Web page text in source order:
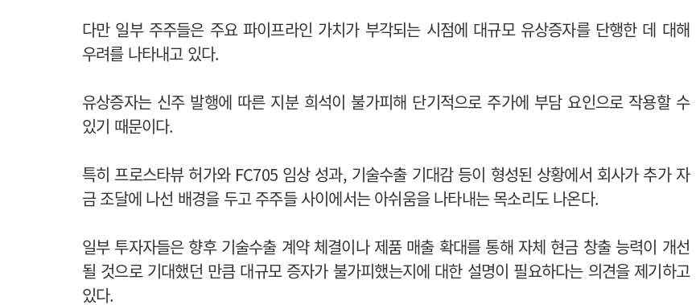
다만 일부 주주들은 주요 파이프라인 가치가 부각되는 시점에 대규모 유상증자를 단행한 데 대해
우려를 나타내고 있다.
유상증자는 신주 발행에 따른 지분 희석이 불가피해 단기적으로 주가에 부담 요인으로 작용할 수
있기 때문이다.
특히 프로스타뷰 허가와 FC705 임상 성과, 기술수출 기대감 등이 형성된 상황에서 회사가 추가 자
금 조달에 나선 배경을 두고 주주들 사이에서는 아쉬움을 나타내는 목소리도 나온다.
일부 투자자들은 향후 기술수출 계약 체결이나 제품 매출 확대를 통해 자체 현금 창출 능력이 개선
될 것으로 기대했던 만큼 대규모 증자가 불가피했는지에 대한 설명이 필요하다는 의견을 제기하고
있다.